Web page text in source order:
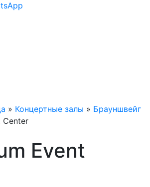
» Концертные залы » Брауншвейг
Center
Event